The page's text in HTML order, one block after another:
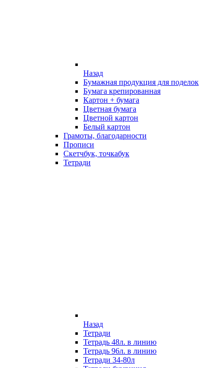
Назад
Бумажная продукция для поделок
Бумага крепированная
Картон + бумага
Цветная бумага
Цветной картон
Белый картон
Грамоты, благодарности
Прописи
Скетчбук, точкабук
Тетради
Назад
Тетради
Тетрадь 48л. в линию
Тетрадь 96л. в линию
Тетради 34-80л